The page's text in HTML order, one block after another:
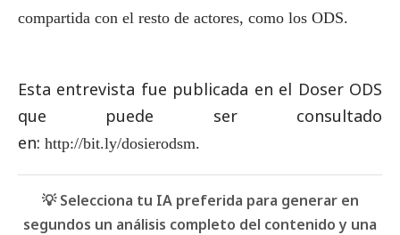
compartida con el resto de actores, como los ODS.
Esta entrevista fue publicada en el Doser ODS
que puede ser consultado
en: http://bit.ly/dosierodsm.
💡 Selecciona tu IA preferida para generar en
segundos un análisis completo del contenido y una